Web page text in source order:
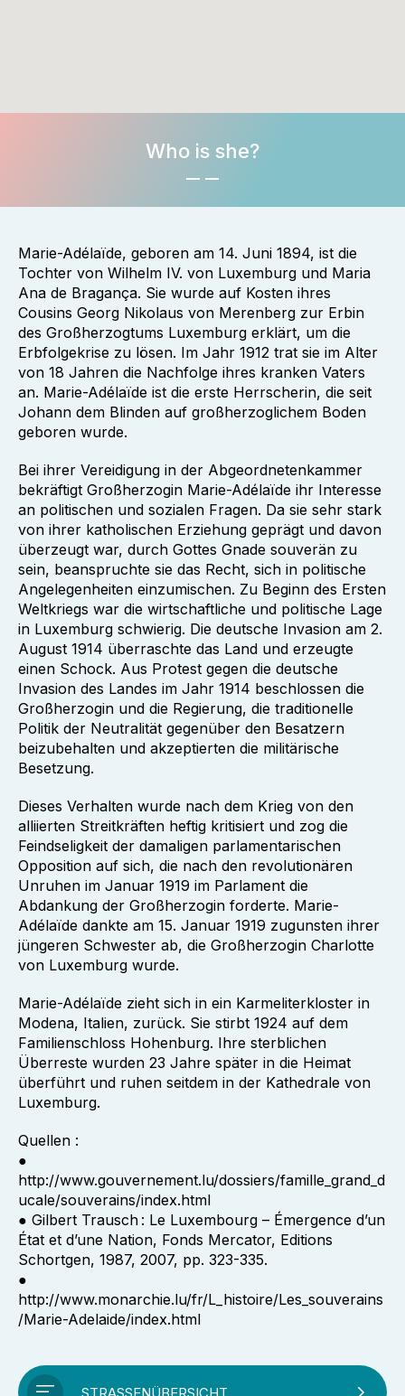
Who is she?
Marie-Adélaïde, geboren am 14. Juni 1894, ist die
Tochter von Wilhelm IV. von Luxemburg und Maria
Ana de Bragança. Sie wurde auf Kosten ihres
Cousins Georg Nikolaus von Merenberg zur Erbin
des Großherzogtums Luxemburg erklärt, um die
Erbfolgekrise zu lösen. Im Jahr 1912 trat sie im Alter
von 18 Jahren die Nachfolge ihres kranken Vaters
an. Marie-Adélaïde ist die erste Herrscherin, die seit
Johann dem Blinden auf großherzoglichem Boden
geboren wurde.
Bei ihrer Vereidigung in der Abgeordnetenkammer
bekräftigt Großherzogin Marie-Adélaïde ihr Interesse
an politischen und sozialen Fragen. Da sie sehr stark
von ihrer katholischen Erziehung geprägt und davon
überzeugt war, durch Gottes Gnade souverän zu
sein, beanspruchte sie das Recht, sich in politische
Angelegenheiten einzumischen. Zu Beginn des Ersten
Weltkriegs war die wirtschaftliche und politische Lage
in Luxemburg schwierig. Die deutsche Invasion am 2.
August 1914 überraschte das Land und erzeugte
einen Schock. Aus Protest gegen die deutsche
Invasion des Landes im Jahr 1914 beschlossen die
Großherzogin und die Regierung, die traditionelle
Politik der Neutralität gegenüber den Besatzern
beizubehalten und akzeptierten die militärische
Besetzung.
Dieses Verhalten wurde nach dem Krieg von den
alliierten Streitkräften heftig kritisiert und zog die
Feindseligkeit der damaligen parlamentarischen
Opposition auf sich, die nach den revolutionären
Unruhen im Januar 1919 im Parlament die
Abdankung der Großherzogin forderte. Marie-
Adélaïde dankte am 15. Januar 1919 zugunsten ihrer
jüngeren Schwester ab, die Großherzogin Charlotte
von Luxemburg wurde.
Marie-Adélaïde zieht sich in ein Karmeliterkloster in
Modena, Italien, zurück. Sie stirbt 1924 auf dem
Familienschloss Hohenburg. Ihre sterblichen
Überreste wurden 23 Jahre später in die Heimat
überführt und ruhen seitdem in der Kathedrale von
Luxemburg.
Quellen :
●
http://www.gouvernement.lu/dossiers/famille_grand_d
ucale/souverains/index.html
● Gilbert Trausch : Le Luxembourg – Émergence d’un
État et d’une Nation, Fonds Mercator, Editions
Schortgen, 1987, 2007, pp. 323-335.
●
http://www.monarchie.lu/fr/L_histoire/Les_souverains
/Marie-Adelaide/index.html
STRASSENÜBERSICHT